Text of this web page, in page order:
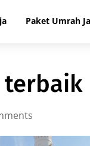
Paket Umrah
terbaik